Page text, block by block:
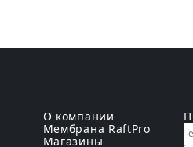
О компании
Мембрана RaftPro
Магазины